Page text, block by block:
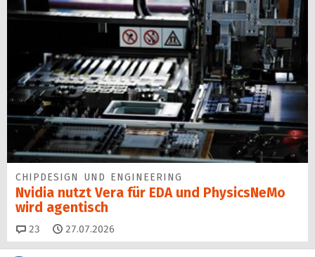
CHIPDESIGN UND ENGINEERING
Nvidia nutzt Vera für EDA und PhysicsNeMo
wird agentisch
23 Kommentare
27.07.2026